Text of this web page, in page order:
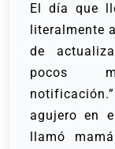
El día que
literalmente
de
pocos
agujero en
llamó